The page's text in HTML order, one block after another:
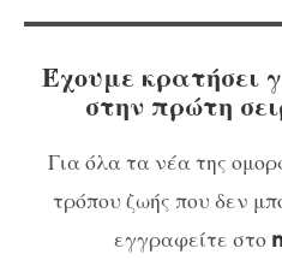
Έχουμε κρατήσει
στην πρώτη
Για όλα τα νέα της
τρόπου ζωής που δεν
εγγραφείτε στο